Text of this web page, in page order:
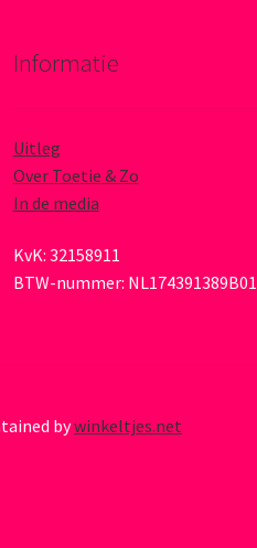
Informatie
Uitleg
Over Toetie & Zo
In de media
KvK: 32158911
BTW-nummer: NL174391389B01
bywinkeltjes.net